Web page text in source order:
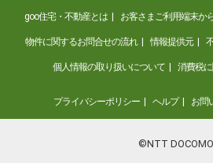
goo住宅・不動産とは お客さまご利用端末か
物件に関するお問合せの流れ 情報提供元
個人情報の取り扱いについて 消費税
プライバシーポリシー ヘルプ お問
©NTT DOCOMO